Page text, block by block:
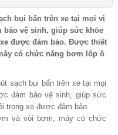
bụi bẩn trên xe tại mọi vị
vệ sinh, giúp sức khỏe
được đảm bảo. Được thiết
có chức năng bơm lốp ô
sạch bụi bẩn trên xe tại mọi
đảm bảo vệ sinh, giúp sức
trong xe được đảm bảo.
và vòi bơm, máy có chức